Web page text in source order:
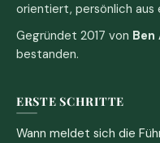
orientiert, persönlich aus
Gegründet 2017 von
bestanden.
ERSTE SCHRITTE
Wann meldet sich die